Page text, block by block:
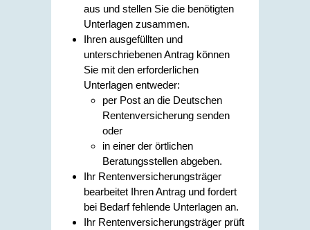
aus und stellen Sie die benötigten
Unterlagen zusammen.
Ihren ausgefüllten und
unterschriebenen Antrag können
Sie mit den erforderlichen
Unterlagen entweder:
per Post an die Deutschen
Rentenversicherung senden
oder
in einer der örtlichen
Beratungsstellen abgeben.
Ihr Rentenversicherungsträger
bearbeitet Ihren Antrag und fordert
bei Bedarf fehlende Unterlagen an.
Ihr Rentenversicherungsträger prüft